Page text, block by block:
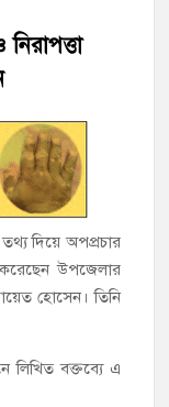
পূর্বপাড়া জামে
নিশ্চিতকরণে
৪৫ হাজার
আটক
দিবস পালন
তথ্য দিয়ে অপপ্রচার
করেছেন উপজেলার
হোসেন। তিনি
লিখিত বক্তব্যে এ